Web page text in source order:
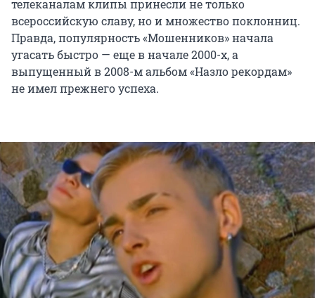
телеканалам клипы принесли не только
всероссийскую славу, но и множество поклонниц.
Правда, популярность «Мошенников» начала
угасать быстро — еще в начале 2000-х, а
выпущенный в 2008-м альбом «Назло рекордам»
не имел прежнего успеха.